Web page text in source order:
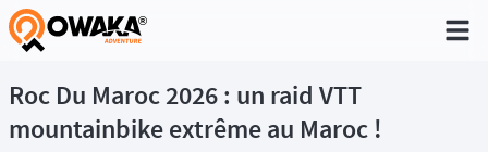
®
Roc Du Maroc 2026 : un raid VTT
mountainbike extrême au Maroc !